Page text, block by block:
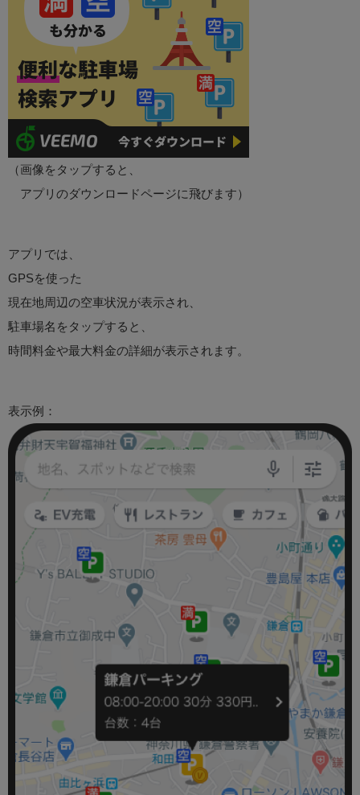
（画像をタップすると、
アプリのダウンロードページに飛びます）
アプリでは、
GPSを使った
現在地周辺の空車状況が表示され、
駐車場名をタップすると、
時間料金や最大料金の詳細が表示されます。
表示例：